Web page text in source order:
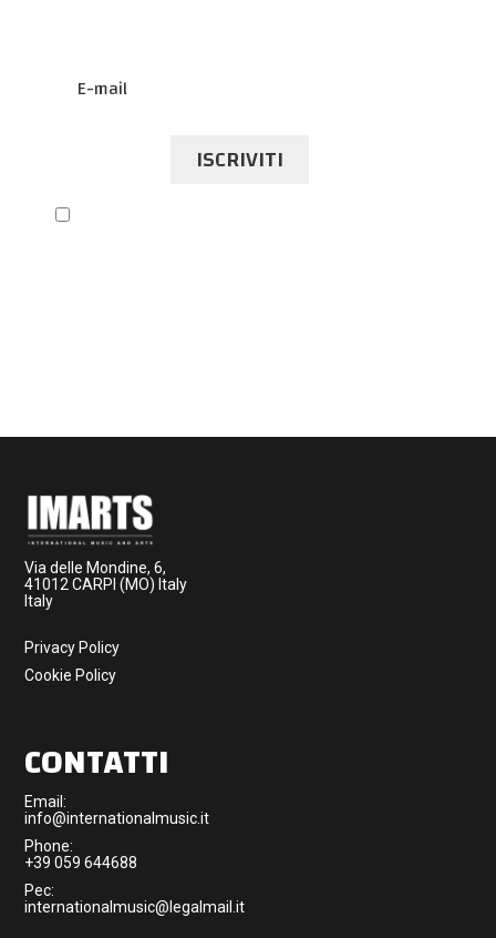
ISCRIVITI
Via delle Mondine, 6,
41012 CARPI (MO) Italy
Italy
Privacy Policy
Cookie Policy
CONTATTI
Email:
info@internationalmusic.it
Phone:
+39 059 644688
Pec:
internationalmusic@legalmail.it